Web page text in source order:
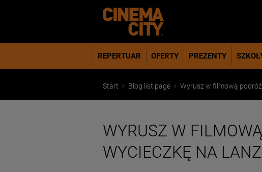
REPERTUAR OFERTY PREZENTY
Start Blog list page Wyrusz w filmową
WYRUSZ W
WYCIECZKĘ NA